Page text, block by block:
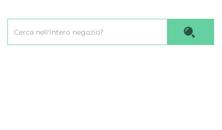
principale
Prodotto